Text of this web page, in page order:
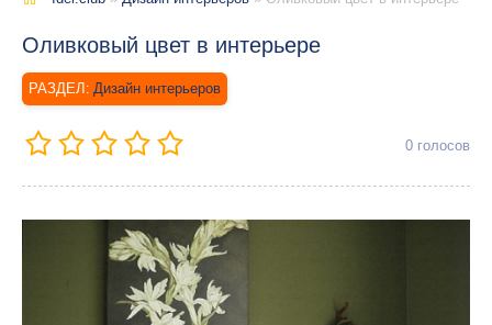
Оливковый цвет в интерьере
Дизайн интерьеров
0 голосов